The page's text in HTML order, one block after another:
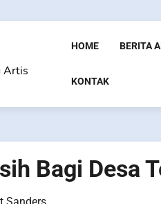
Artis
HOME BERITA
KONTAK
Bagi Desa